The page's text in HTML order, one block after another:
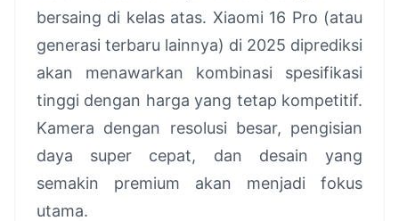
bersaing di kelas atas. Xiaomi 16 Pro (atau
generasi terbaru lainnya) di 2025 diprediksi
akan menawarkan kombinasi spesifikasi
tinggi dengan harga yang tetap kompetitif.
Kamera dengan resolusi besar, pengisian
daya super cepat, dan desain yang
semakin premium akan menjadi fokus
utama.